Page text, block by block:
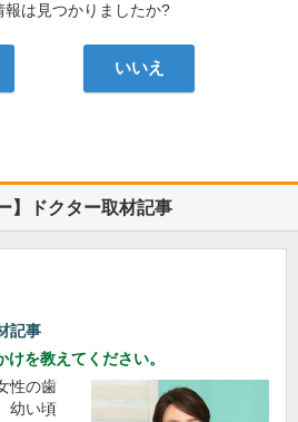
報は見つかりましたか?
いいえ
】ドクター取材記事
記事
を教えてください。
性の歯
幼い頃